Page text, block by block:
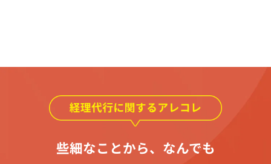
些細なことから、なんでも